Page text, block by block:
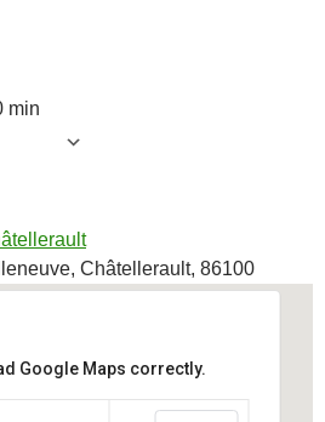
min
Châtellerault, 86100
Google Maps correctly.